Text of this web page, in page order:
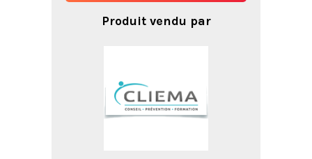
Produit vendu par